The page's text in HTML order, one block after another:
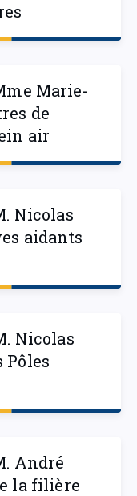
Marie-
de
air
Nicolas
aidants
Nicolas
Pôles
André
la filière